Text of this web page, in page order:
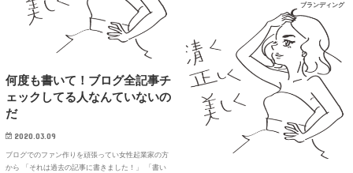
何度も書いて！ブログ全記事チ
ェックしてる人なんていないの
だ
2020.03.09
ブログでのファン作りを頑張ってい女性起業家の方
から 「それは過去の記事に書きました！」 「書い
ブランディング